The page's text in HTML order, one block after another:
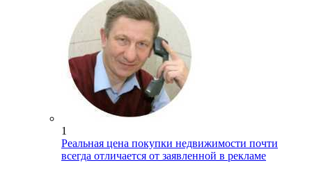
1
Реальная цена покупки недвижимости почти
всегда отличается от заявленной в рекламе